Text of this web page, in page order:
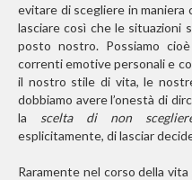
evitare di scegliere in
lasciare così che le situazioni
posto nostro. Possiamo
correnti emotive personali e
il nostro stile di vita, le
dobbiamo avere l’onestà di
la scelta di non
esplicitamente, di lasciar
Raramente nel corso della